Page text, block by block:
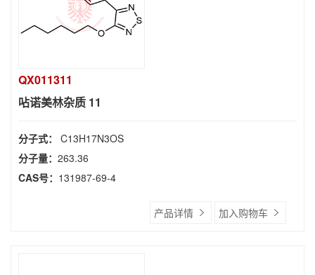
QX011311
呫诺美林杂质 11
分子式： C13H17N3OS
分子量： 263.36
CAS号： 131987-69-4
产品详情 加入购物车